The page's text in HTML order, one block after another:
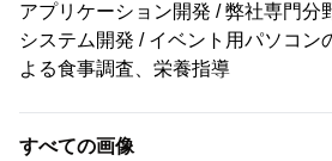
アプリケーション開発 / 弊社専門分
システム開発 / イベント用パソコン
よる食事調査、栄養指導
すべての画像